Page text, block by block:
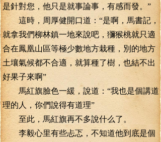
是針對您，他只是就事論事，有感而發。”
這時，周厚健開口道：“是啊，馬書記，
就拿我們柳林鎮一地來說吧，獼猴桃就只適
合在鳳凰山區等極少數地方栽種，別的地方
土壤氣候都不合適，就算種了樹，也結不出
好果子來啊”
馬紅旗臉色一緩，說道：“我也是個講道
理的人，你們說得有道理”
至此，馬紅旗再不多說什么了。
李毅心里有些忐忑，不知道他到底是個